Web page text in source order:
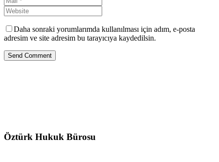
Daha sonraki yorumlarımda kullanılması için adım, e-posta
adresim ve site adresim bu tarayıcıya kaydedilsin.
Send Comment
Öztürk Hukuk Bürosu